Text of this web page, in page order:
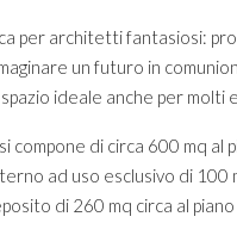
per architetti fantasiosi:
un futuro in
ideale anche per molti
compone di circa 600 mq al
ad uso esclusivo di 100
di 260 mq circa al